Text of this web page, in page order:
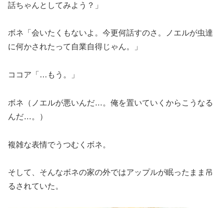
話ちゃんとしてみよう？」
ボネ「会いたくもないよ。今更何話すのさ。ノエルが虫達
に何かされたって自業自得じゃん。」
ココア「…もう。」
ボネ（ノエルが悪いんだ…。俺を置いていくからこうなる
んだ…。）
複雑な表情でうつむくボネ。
そして、そんなボネの家の外ではアップルが眠ったまま吊
るされていた。